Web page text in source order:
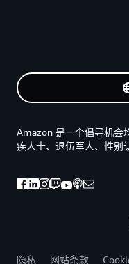
Amazon 是一个倡导机会
疾人士、退伍军人、性别
隐私 网站条款